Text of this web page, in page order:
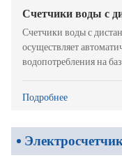
Счетчики воды с
Счетчики воды с
осуществляет
водопотребления на
Подробнее